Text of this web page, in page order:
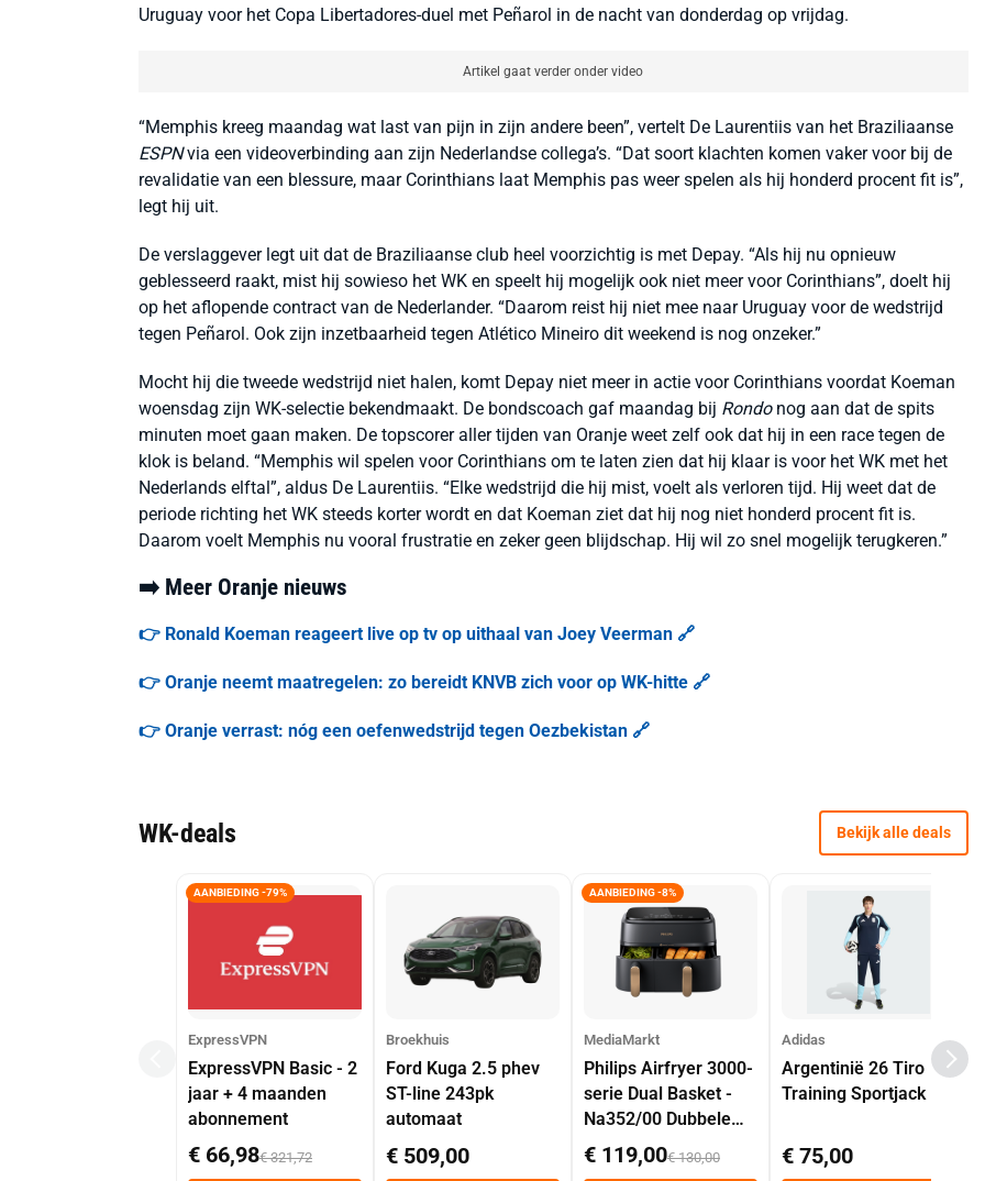
Uruguay voor het Copa Libertadores-duel met Peñarol in de nacht van donderdag op vrijdag.
Artikel gaat verder onder video
“Memphis kreeg maandag wat last van pijn in zijn andere been”, vertelt De Laurentiis van het Braziliaanse
ESPNvia een videoverbinding aan zijn Nederlandse collega’s. “Dat soort klachten komen vaker voor bij de
revalidatie van een blessure, maar Corinthians laat Memphis pas weer spelen als hij honderd procent fit is”,
legt hij uit.
De verslaggever legt uit dat de Braziliaanse club heel voorzichtig is met Depay. “Als hij nu opnieuw
geblesseerd raakt, mist hij sowieso het WK en speelt hij mogelijk ook niet meer voor Corinthians”, doelt hij
op het aflopende contract van de Nederlander. “Daarom reist hij niet mee naar Uruguay voor de wedstrijd
tegen Peñarol. Ook zijn inzetbaarheid tegen Atlético Mineiro dit weekend is nog onzeker.”
Mocht hij die tweede wedstrijd niet halen, komt Depay niet meer in actie voor Corinthians voordat Koeman
woensdag zijn WK-selectie bekendmaakt. De bondscoach gaf maandag bij Rondo nog aan dat de spits
minuten moet gaan maken. De topscorer aller tijden van Oranje weet zelf ook dat hij in een race tegen de
klok is beland. “Memphis wil spelen voor Corinthians om te laten zien dat hij klaar is voor het WK met het
Nederlands elftal”, aldus De Laurentiis. “Elke wedstrijd die hij mist, voelt als verloren tijd. Hij weet dat de
periode richting het WK steeds korter wordt en dat Koeman ziet dat hij nog niet honderd procent fit is.
Daarom voelt Memphis nu vooral frustratie en zeker geen blijdschap. Hij wil zo snel mogelijk terugkeren.”
➡️ Meer Oranje nieuws
👉 Ronald Koeman reageert live op tv op uithaal van Joey Veerman 🔗
👉 Oranje neemt maatregelen: zo bereidt KNVB zich voor op WK-hitte 🔗
👉 Oranje verrast: nóg een oefenwedstrijd tegen Oezbekistan 🔗
WK-deals Bekijk alle deals
AANBIEDING -79%
ExpressVPN
ExpressVPN Basic - 2
jaar + 4 maanden
abonnement
€ 66,98€ 321,72
Broekhuis
Ford Kuga 2.5 phev
ST-line 243pk
automaat
€ 509,00
AANBIEDING -8%
MediaMarkt
Philips Airfryer 3000-
serie Dual Basket -
Na352/00 Dubbele
Mand 9 L Tot 6
Personen
€ 119,00€ 130,00
Adidas
Argentinië 26 Tiro
Training Sportjack
€ 75,00